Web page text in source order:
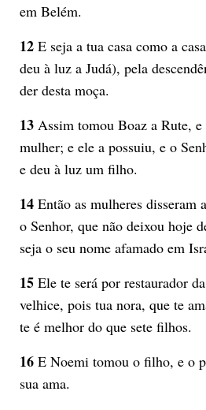
em Belém.
12E seja a tua casa como a
deu à luz a Judá), pela
der desta moça.
13Assim tomou Boaz a Rute,
mulher; e ele a possuiu, e o
e deu à luz um filho.
14Então as mulheres disseram
o Senhor, que não deixou hoje
seja o seu nome afamado em
15Ele te será por restaurador
velhice, pois tua nora, que te
te é melhor do que sete filhos.
16E Noemi tomou o filho, e o
sua ama.